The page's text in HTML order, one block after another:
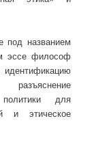
под названием
эссе философ
разъяснение
политики для
и этическое